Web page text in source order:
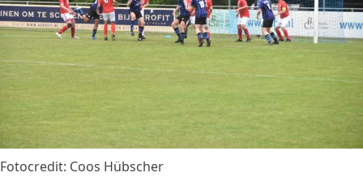
Fotocredit: Coos Hübscher